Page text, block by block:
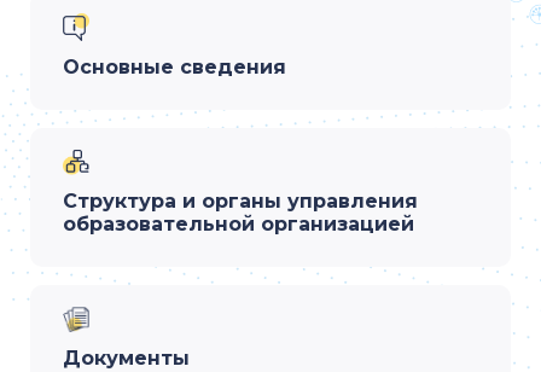
Основные сведения
Структура и органы управления
образовательной организацией
Документы